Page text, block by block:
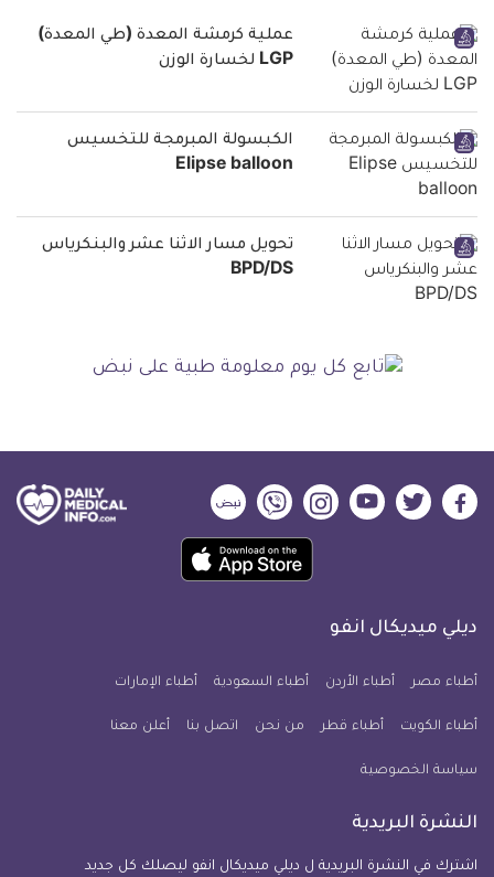
عملية كرمشة المعدة (طي المعدة)
LGP لخسارة الوزن
الكبسولة المبرمجة للتخسيس
Elipse balloon
تحويل مسار الاثنا عشر والبنكرياس
BPD/DS
ديلي
فيسبوك
ديلي
تويتر
ديلي
ميديكال
يوتيوب
ديلي
ميديكال
انفو
ديلي
ميديكال
انفو
ديلي
ميديكال
انفو
حمل
تطبيق
معلومة
للآيفون
ديلي ميديكال انفو
أطباء مصر أطباء الأردن أطباء السعودية أطباء الإمارات
أطباء الكويت أطباء قطر من نحن اتصل بنا أعلن معنا
سياسة الخصوصية
النشرة البريدية
اشترك في النشرة البريدية ل ديلي ميديكال انفو ليصلك كل جديد